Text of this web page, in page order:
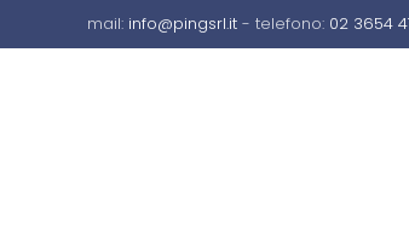
mail: info@pingsrl.it - telefono: 02 3654